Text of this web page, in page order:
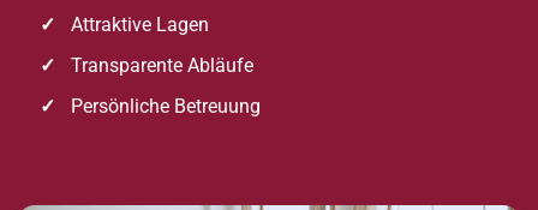
Attraktive Lagen
Transparente Abläufe
Persönliche Betreuung